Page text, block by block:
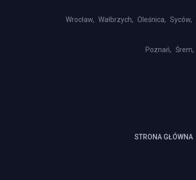
Wrocław, Wałbrzych, Oleśnica, Syców,
Poznań, Śrem,
STRONA GŁÓWNA